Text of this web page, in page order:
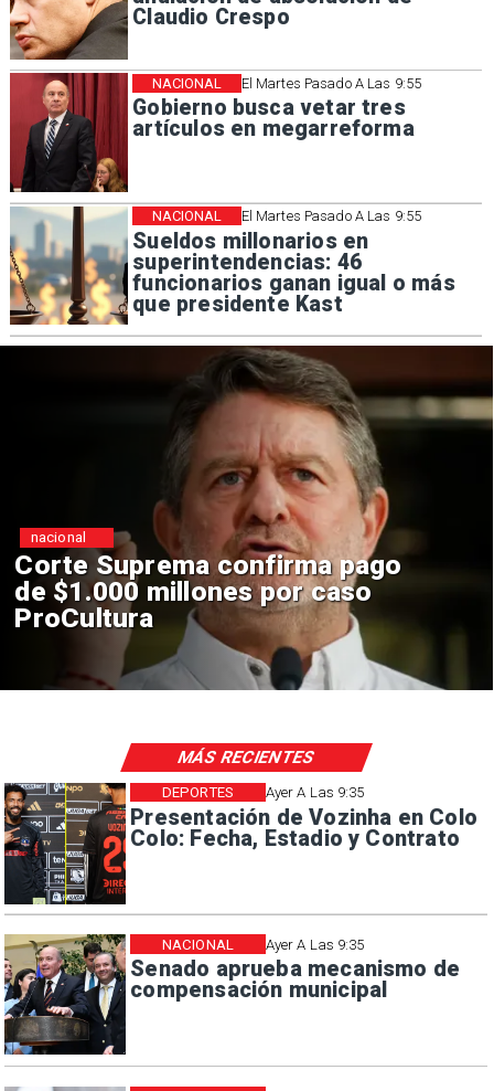
Claudio Crespo
El Martes Pasado A Las 9:55
Gobierno busca vetar tres
artículos en megarreforma
NACIONAL
El Martes Pasado A Las 9:55
Sueldos millonarios en
superintendencias: 46
funcionarios ganan igual o más
que presidente Kast
NACIONAL
Codelco suspende
construcción de Andes Norte
en El Teniente por riesgos
sísmicos
nacional
Ayer A Las 9:35
Presentación de Vozinha en Colo
Colo: Fecha, Estadio y Contrato
DEPORTES
Ayer A Las 9:35
Senado aprueba mecanismo de
compensación municipal
NACIONAL
MÁS RECIENTES